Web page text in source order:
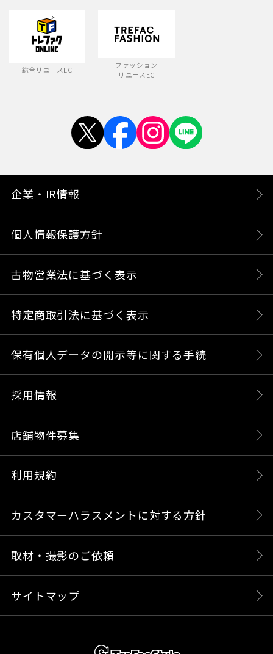
総合リユースEC
ファッション
リユースEC
企業・IR情報
個人情報保護方針
古物営業法に基づく表示
特定商取引法に基づく表示
保有個人データの開示等に関する手続
採用情報
店舗物件募集
利用規約
カスタマーハラスメントに対する方針
取材・撮影のご依頼
サイトマップ